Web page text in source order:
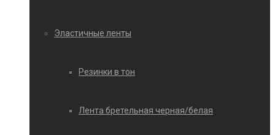
Эластичные ленты
Резинки в тон
Лента бретельная черная/белая